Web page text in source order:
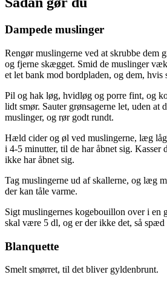
Dampede muslinger
Rengør muslingerne ved at skrubbe dem
og fjerne skægget. Smid de muslinger
et let bank mod bordpladen, og dem, hvis
Pil og hak løg, hvidløg og porre fint, og
lidt smør. Sauter grønsagerne let, uden at
muslinger, og rør godt rundt.
Hæld cider og øl ved muslingerne, læg
i 4-5 minutter, til de har åbnet sig. Kasser
ikke har åbnet sig.
Tag muslingerne ud af skallerne, og læg
der kan tåle varme.
Sigt muslingernes kogebouillon over i en
skal være 5 dl, og er der ikke det, så
Blanquette
Smelt smørret, til det bliver gyldenbrunt.